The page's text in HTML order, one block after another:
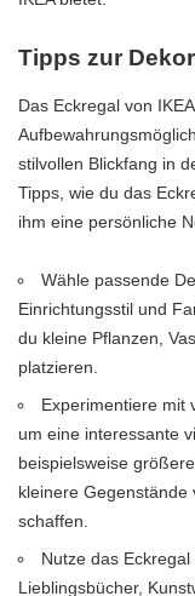
Tipps zur
Das Eckregal von
stilvollen Blickfang in
Tipps, wie du das
ihm eine persönliche
Wähle passende
Einrichtungsstil und
du kleine Pflanzen,
platzieren.
Experimentiere mit
um eine interessante
beispielsweise
kleinere Gegenstände
schaffen.
Nutze das
Lieblingsbücher,